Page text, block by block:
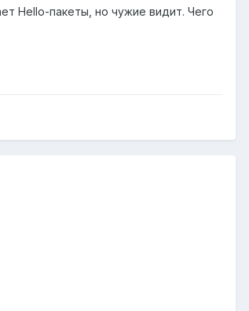
Hello-пакеты, но чужие видит. Чего